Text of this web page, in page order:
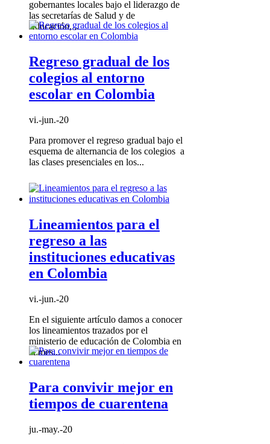
gobernantes locales bajo el liderazgo de
las secretarías de Salud y de
Educación,...
Regreso gradual de los
colegios al entorno
escolar en Colombia
vi.-jun.-20
Para promover el regreso gradual bajo el
esquema de alternancia de los colegios a
las clases presenciales en los...
Lineamientos para el
regreso a las
instituciones educativas
en Colombia
vi.-jun.-20
En el siguiente artículo damos a conocer
los lineamientos trazados por el
ministerio de educación de Colombia en
el mes...
Para convivir mejor en
tiempos de cuarentena
ju.-may.-20